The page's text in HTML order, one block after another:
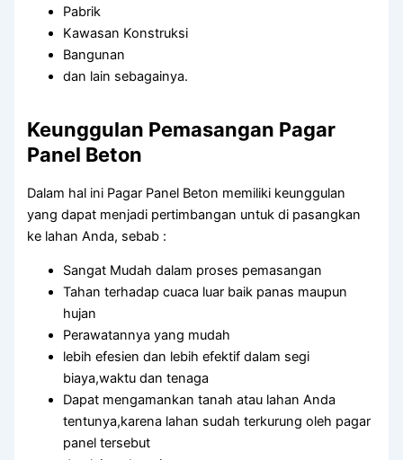
Pabrik
Kawasan Konstruksi
Bangunan
dan lain sebagainya.
Keunggulan Pemasangan Pagar
Panel Beton
Dalam hal ini Pagar Panel Beton memiliki keunggulan
yang dapat menjadi pertimbangan untuk di pasangkan
ke lahan Anda, sebab :
Sangat Mudah dalam proses pemasangan
Tahan terhadap cuaca luar baik panas maupun
hujan
Perawatannya yang mudah
lebih efesien dan lebih efektif dalam segi
biaya,waktu dan tenaga
Dapat mengamankan tanah atau lahan Anda
tentunya,karena lahan sudah terkurung oleh pagar
panel tersebut